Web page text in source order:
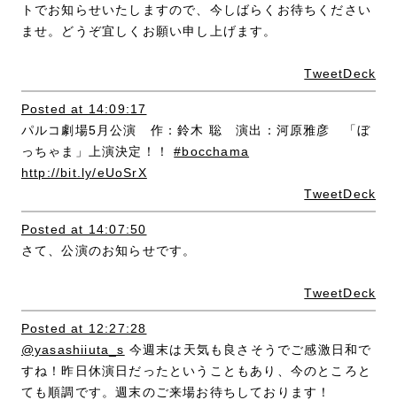
トでお知らせいたしますので、今しばらくお待ちください
ませ。どうぞ宜しくお願い申し上げます。
TweetDeck
Posted at 14:09:17
パルコ劇場5月公演 作：鈴木 聡 演出：河原雅彦 「ぼ
っちゃま」上演決定！！#bocchama
http://bit.ly/eUoSrX
TweetDeck
Posted at 14:07:50
さて、公演のお知らせです。
TweetDeck
Posted at 12:27:28
@yasashiiuta_s 今週末は天気も良さそうでご感激日和で
すね！昨日休演日だったということもあり、今のところと
ても順調です。週末のご来場お待ちしております！